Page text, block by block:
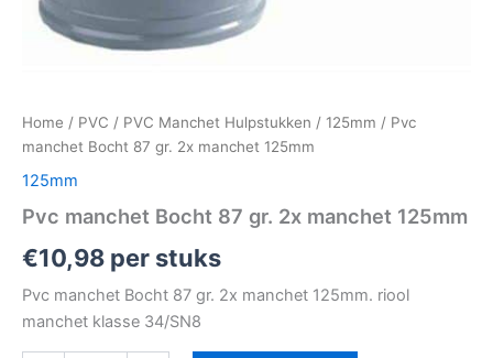
Home / PVC / PVC Manchet Hulpstukken / 125mm / Pvc
manchet Bocht 87 gr. 2x manchet 125mm
125mm
Pvc manchet Bocht 87 gr. 2x manchet 125mm
€10,98 per stuks
Pvc manchet Bocht 87 gr. 2x manchet 125mm. riool
manchet klasse 34/SN8